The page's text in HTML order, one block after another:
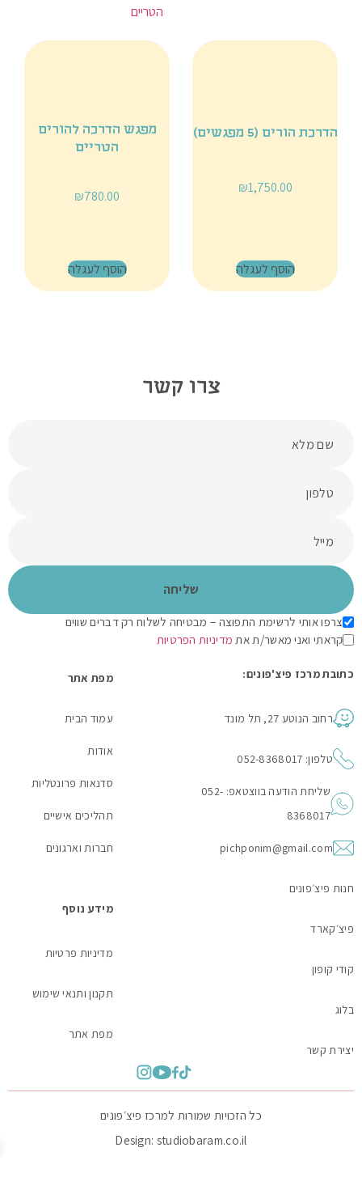
הדרכת הורים (5 מפגשים)
₪1,750.00
הוסף לעגלה
מפגש הדרכה להורים
הטריים
₪780.00
הוסף לעגלה
צרו קשר
צרפו אותי לרשימת התפוצה – מבטיחה לשלוח רק דברים שווים
קראתי ואני מאשר/ת את מדיניות הפרטיות
כתובת מרכז פיצ'פונים:
רחוב הנוטע 27, תל מונד
טלפון: 052-8368017
שליחת הודעה בווצטאפ: 052-
8368017
pichponim@gmail.com
מפת אתר
עמוד הבית
אודות
סדנאות פרונטליות
תהליכים אישיים
חברות וארגונים
חנות פיצ׳פונים
פיצ׳קארד
קודי קופון
בלוג
יצירת קשר
מידע נוסף
מדיניות פרטיות
תקנון ותנאי שימוש
מפת אתר
כל הזכויות שמורות למרכז פיצ׳פונים
Design: studiobaram.co.il